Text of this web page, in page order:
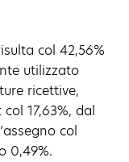
col 42,56%
utilizzato
ricettive,
17,63%, dal
col
0,49%.